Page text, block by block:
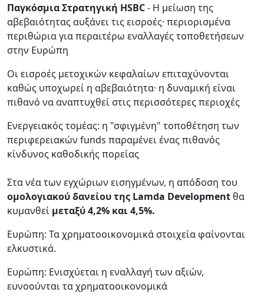
Παγκόσμια Στρατηγική HSBC- Η μείωση της
αβεβαιότητας αυξάνει τις εισροές· περιορισμένα
περιθώρια για περαιτέρω εναλλαγές τοποθετήσεων
στην Ευρώπη
Οι εισροές μετοχικών κεφαλαίων επιταχύνονται
καθώς υποχωρεί η αβεβαιότητα· η δυναμική είναι
πιθανό να αναπτυχθεί στις περισσότερες περιοχές
Ενεργειακός τομέας: η "σφιγμένη" τοποθέτηση των
περιφερειακών funds παραμένει ένας πιθανός
κίνδυνος καθοδικής πορείας
Στα νέα των εγχώριων εισηγμένων, η απόδοση του
ομολογιακού δανείου της Lamda Developmentθα
κυμανθεί μεταξύ 4,2% και 4,5%.
Ευρώπη: Τα χρηματοοικονομικά στοιχεία φαίνονται
ελκυστικά.
Ευρώπη: Ενισχύεται η εναλλαγή των αξιών,
ευνοούνται τα χρηματοοικονομικά